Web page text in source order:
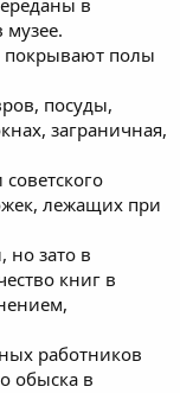
музее.
покрывают полы
посуды,
заграничная,
лежащих при
но зато в
книг в
работников
обыска в